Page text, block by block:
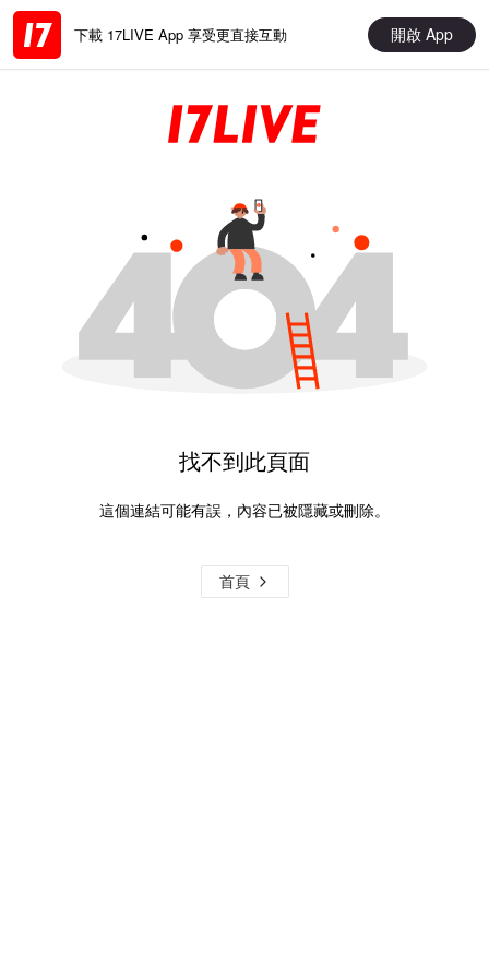
下載 17LIVE App 享受更直接互動 開啟 App
找不到此頁面
這個連結可能有誤，內容已被隱藏或刪除。
首頁